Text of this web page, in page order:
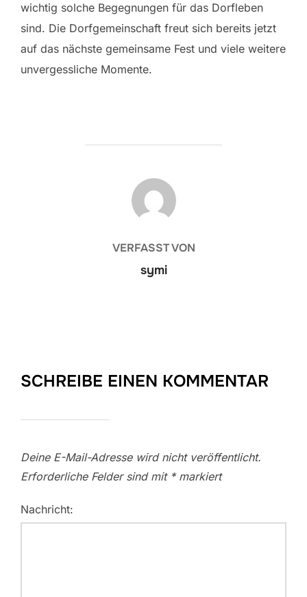
wichtig solche Begegnungen für das Dorfleben
sind. Die Dorfgemeinschaft freut sich bereits jetzt
auf das nächste gemeinsame Fest und viele weitere
unvergessliche Momente.
BEITRAGSAUTOR
VERFASST VON
symi
SCHREIBE EINEN KOMMENTAR
Deine E-Mail-Adresse wird nicht veröffentlicht.
Erforderliche Felder sind mit *markiert
Nachricht: